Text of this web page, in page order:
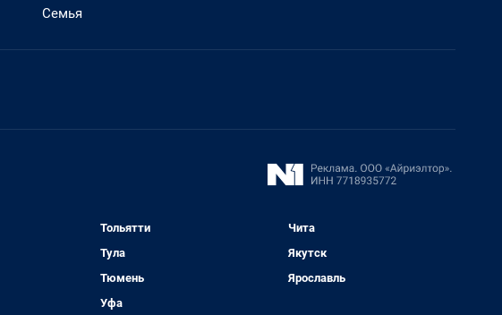
Семья
Тольятти
Тула
Тюмень
Уфа
Чита
Якутск
Ярославль